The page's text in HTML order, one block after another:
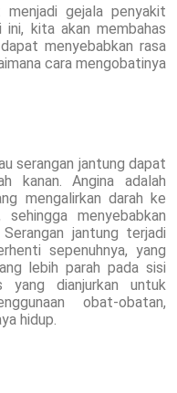
gejala penyakit
kita akan membahas
menyebabkan rasa
cara mengobatinya
serangan jantung dapat
kanan. Angina adalah
mengalirkan darah ke
menyebabkan
jantung terjadi
sepenuhnya, yang
lebih parah pada sisi
yang dianjurkan untuk
obat-obatan,
hidup.